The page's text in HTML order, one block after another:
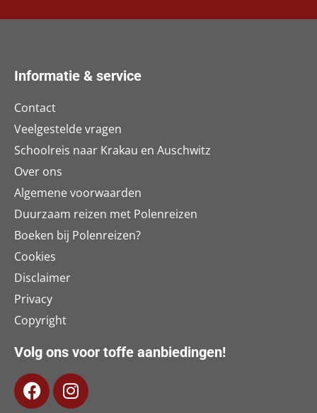
Informatie & service
Contact
Veelgestelde vragen
Schoolreis naar Krakau en Auschwitz
Over ons
Algemene voorwaarden
Duurzaam reizen met Polenreizen
Boeken bij Polenreizen?
Cookies
Disclaimer
Privacy
Copyright
Volg ons voor toffe aanbiedingen!